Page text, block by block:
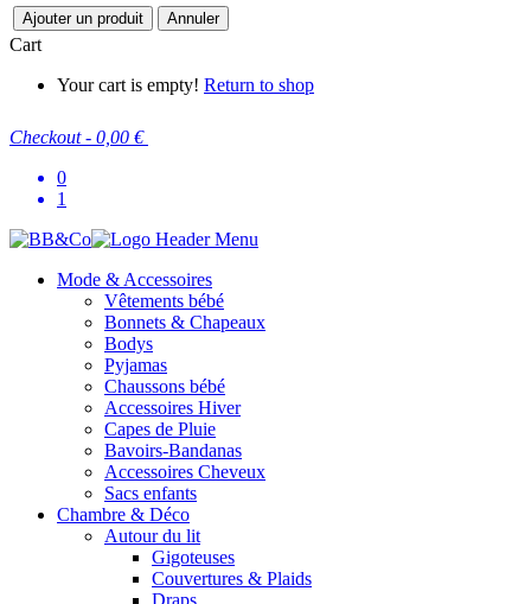
Ajouter un produit Annuler
Cart
Your cart is empty! Return to shop
Checkout - 0,00 €
0
1
Mode & Accessoires
Vêtements bébé
Bonnets & Chapeaux
Bodys
Pyjamas
Chaussons bébé
Accessoires Hiver
Capes de Pluie
Bavoirs-Bandanas
Accessoires Cheveux
Sacs enfants
Chambre & Déco
Autour du lit
Gigoteuses
Couvertures & Plaids